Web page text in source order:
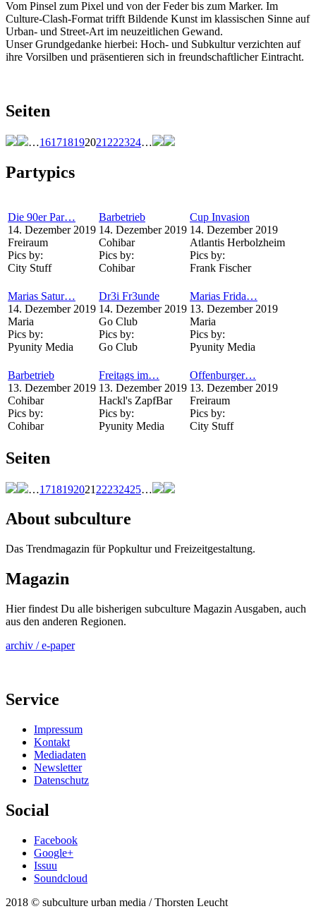
Vom Pinsel zum Pixel und von der Feder bis zum Marker. Im
Culture-Clash-Format trifft Bildende Kunst im klassischen Sinne auf
Urban- und Street-Art im neuzeitlichen Gewand.
Unser Grundgedanke hierbei: Hoch- und Subkultur verzichten auf
ihre Vorsilben und präsentieren sich in freundschaftlicher Eintracht.
Seiten
…161718192021 222324…
Partypics
Die 90er Par…
14. Dezember 2019
Freiraum
Pics by:
City Stuff
Barbetrieb
14. Dezember 2019
Cohibar
Pics by:
Cohibar
Cup Invasion
14. Dezember 2019
Atlantis Herbolzheim
Pics by:
Frank Fischer
Marias Satur…
14. Dezember 2019
Maria
Pics by:
Pyunity Media
Dr3i Fr3unde
14. Dezember 2019
Go Club
Pics by:
Go Club
Marias Frida…
13. Dezember 2019
Maria
Pics by:
Pyunity Media
Barbetrieb
13. Dezember 2019
Cohibar
Pics by:
Cohibar
Freitags im…
13. Dezember 2019
Hackl's ZapfBar
Pics by:
Pyunity Media
Offenburger…
13. Dezember 2019
Freiraum
Pics by:
City Stuff
Seiten
…1718192021 22232425…
About subculture
Das Trendmagazin für Popkultur und Freizeitgestaltung.
Magazin
Hier findest Du alle bisherigen subculture Magazin Ausgaben, auch
aus den anderen Regionen.
archiv / e-paper
Service
Impressum
Kontakt
Mediadaten
Newsletter
Datenschutz
Social
Facebook
Google+
Issuu
Soundcloud
2018 © subculture urban media / Thorsten Leucht